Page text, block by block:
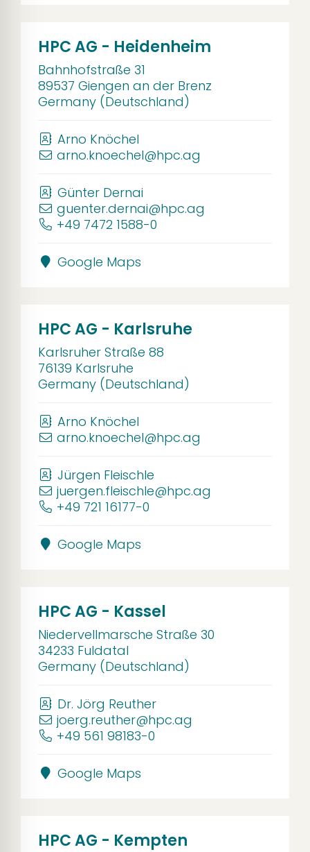
HPC AG - Heidenheim
Bahnhofstraße 31
89537 Giengen an der Brenz
Germany (Deutschland)
Arno Knöchel
arno.knoechel@hpc.ag
Günter Dernai
guenter.dernai@hpc.ag
+49 7472 1588-0
Google Maps
HPC AG - Karlsruhe
Karlsruher Straße 88
76139 Karlsruhe
Germany (Deutschland)
Arno Knöchel
arno.knoechel@hpc.ag
Jürgen Fleischle
juergen.fleischle@hpc.ag
+49 721 16177-0
Google Maps
HPC AG - Kassel
Niedervellmarsche Straße 30
34233 Fuldatal
Germany (Deutschland)
Dr. Jörg Reuther
joerg.reuther@hpc.ag
+49 561 98183-0
Google Maps
HPC AG - Kempten